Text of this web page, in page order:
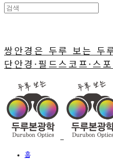
쌍안경은 두루 보는 두
단안경·필드스코프·스
홈